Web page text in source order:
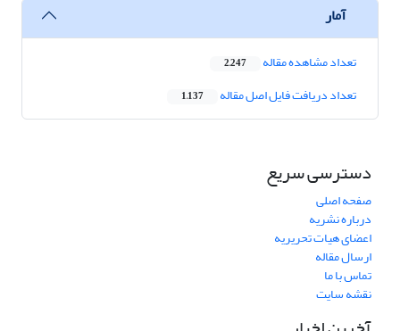
آمار
تعداد مشاهده مقاله 2,247
تعداد دریافت فایل اصل مقاله 1,137
دسترسی سریع
صفحه اصلی
درباره نشریه
اعضای هیات تحریریه
ارسال مقاله
تماس با ما
نقشه سایت